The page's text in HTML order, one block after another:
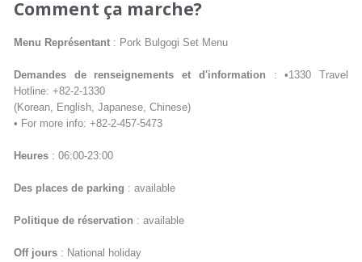
Comment ça marche?
Menu Représentant : Pork Bulgogi Set Menu
Demandes de renseignements et d'information : •1330 Travel
Hotline: +82-2-1330
(Korean, English, Japanese, Chinese)
• For more info: +82-2-457-5473
Heures : 06:00-23:00
Des places de parking : available
Politique de réservation : available
Off jours : National holiday